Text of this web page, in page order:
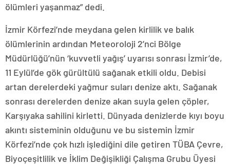
ölümleri yaşanmaz” dedi.
İzmir Körfezi’nde meydana gelen kirlilik ve balık
ölümlerinin ardından Meteoroloji 2’nci Bölge
Müdürlüğü’nün ‘kuvvetli yağış’ uyarısı sonrası İzmir’de,
11 Eylül’de gök gürültülü sağanak etkili oldu. Debisi
artan derelerdeki yağmur suları denize aktı. Sağanak
sonrası derelerden denize akan suyla gelen çöpler,
Karşıyaka sahilini kirletti. Dünyada denizlerde kıyı boyu
akıntı sisteminin olduğunu ve bu sistemin İzmir
Körfezi’nde çok hızlı işlediğini dile getiren TÜBA Çevre,
Biyoçeşitlilik ve İklim Değişikliği Çalışma Grubu Üyesi